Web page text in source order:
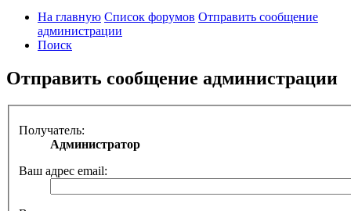
На главную Список форумов Отправить сообщение
администрации
Поиск
Отправить сообщение администрации
Получатель:
Администратор
Ваш адрес email: